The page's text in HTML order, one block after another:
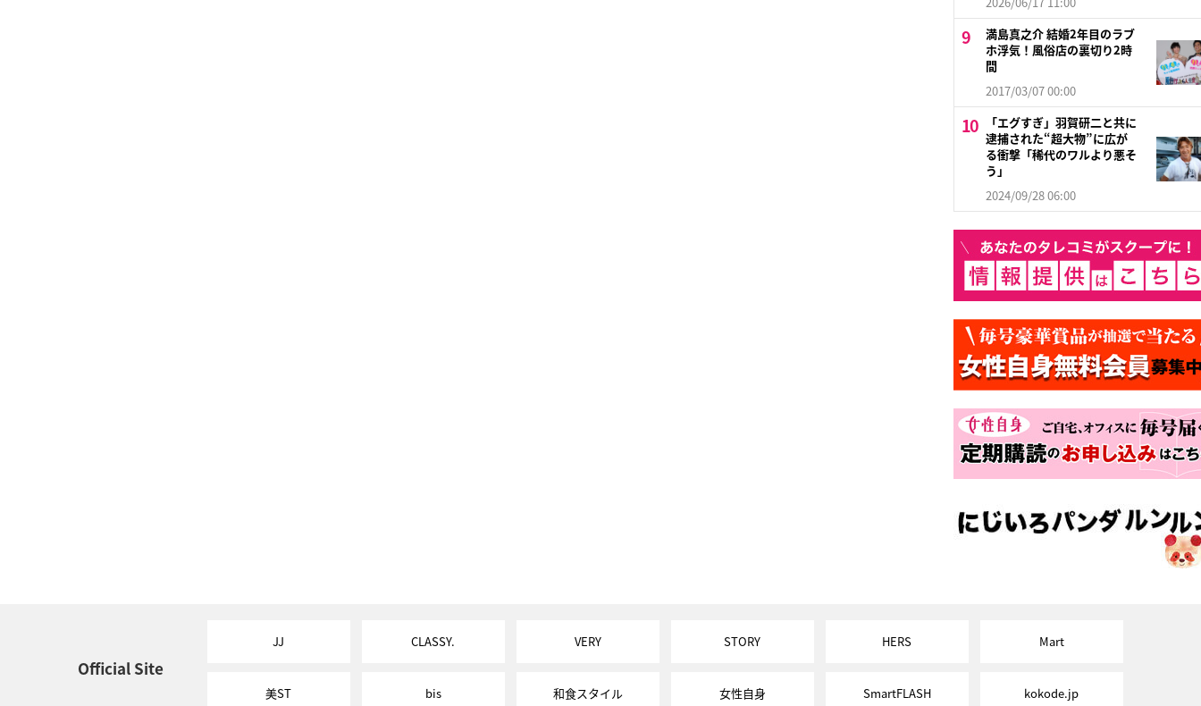
満島真之介 結婚2年目のラブ
ホ浮気！風俗店の裏切り2時
間
2017/03/07 00:00
「エグすぎ」羽賀研二と共に
逮捕された“超大物”に広が
る衝撃「稀代のワルより悪そ
う」
2024/09/28 06:00
Official Site
JJ CLASSY. VERY STORY HERS Mart
美ST bis 和食スタイル 女性自身 SmartFLASH kokode.jp